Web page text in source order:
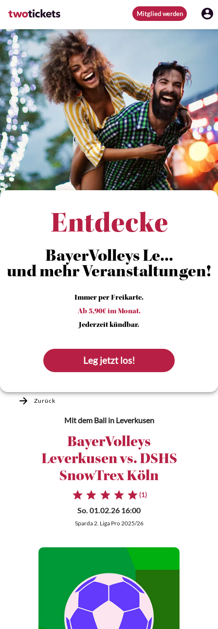
Mitglied werden
Entdecke
BayerVolleys Le...
und mehr Veranstaltungen!
Immer per Freikarte.
Ab 5,90€ im Monat.
Jederzeit kündbar.
Leg jetzt los!
Zurück
Mit dem Ballin Leverkusen
BayerVolleys
Leverkusen vs. DSHS
SnowTrex Köln
(1)
So. 01.02.26 16:00
Sparda 2. Liga Pro 2025/26